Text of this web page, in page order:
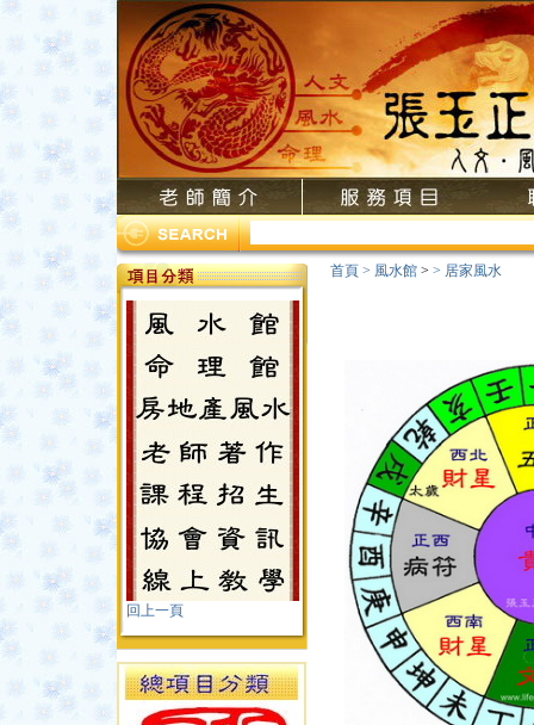
回上一頁
首頁 > 風水館 > > 居家風水